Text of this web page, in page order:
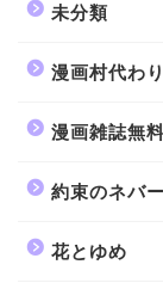
未分類
漫画村代わり
漫画雑誌無料
約束のネバ
花とゆめ